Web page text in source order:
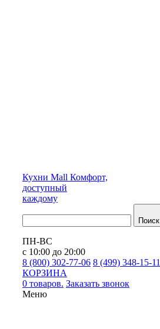
Кухни Mall Комфорт,
доступный
каждому
Поиск
ПН-ВС
с 10:00 до 20:00
8 (800) 302-77-06 8 (499) 348-15-11
КОРЗИНА
0 товаров. Заказать звонок
Меню